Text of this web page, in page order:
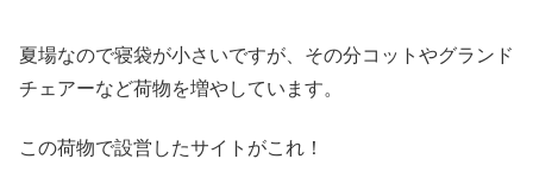
夏場なので寝袋が小さいですが、その分コットやグランド
チェアーなど荷物を増やしています。
この荷物で設営したサイトがこれ！